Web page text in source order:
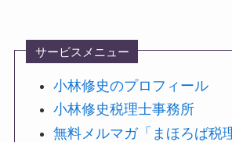
サービスメニュー
小林修史のプロフィール
小林修史税理士事務所
無料メルマガ「まほろば税